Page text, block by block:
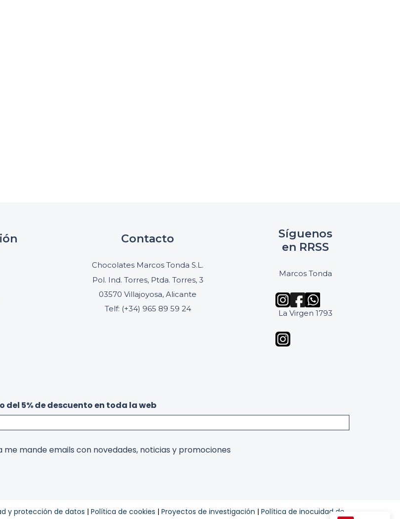
Contacto
Chocolates Marcos Tonda S.L.
Pol. Ind. Torres, Ptda. Torres, 3
03570 Villajoyosa, Alicante
Telf: (+34) 965 89 59 24
Síguenos
en RRSS
Marcos Tonda
La Virgen 1793
del 5% de descuento en toda la web
mande emails con novedades, noticias y promociones
y protección de datos | Política de cookies | Proyectos de investigación | Política de inocuidad de